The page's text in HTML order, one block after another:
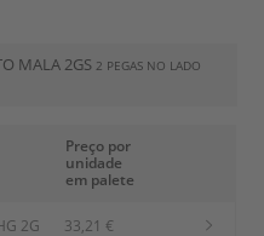
MALA 2GS2 PEGAS NO LADO
Preço por
unidade
em palete
2G 33,21 €